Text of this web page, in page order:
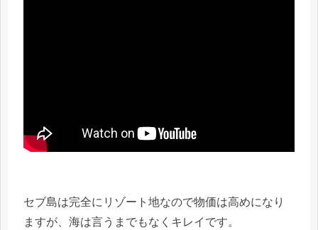
セブ島は完全にリゾート地なので物価は高めになり
ますが、海は言うまでもなくキレイです。